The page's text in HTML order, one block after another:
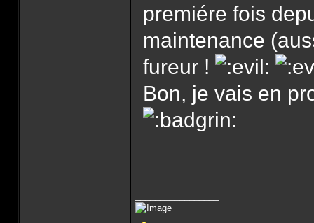
premiére fois
maintenance
fureur !
Bon, je vais en